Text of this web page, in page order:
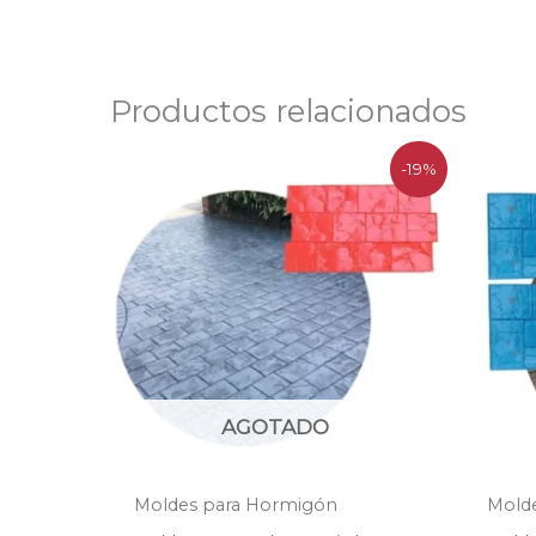
Productos relacionados
-19%
AGOTADO
Moldes para Hormigón
original
era:
$113.900.
precio
actual
es:
$92.200.